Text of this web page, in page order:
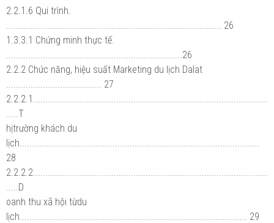
2.2.1.6 Qui trình.
........................................................................................ 26
1.3.3.1 Chứng minh thực tế.
........................................................................26
2.2.2 Chức năng, hiệu suất Marketing du lịch Dalat
....................................... 27
2.2.2.1................................................................................................
.....T
hịtrường khách du
lịch..................................................................................................
28
2.2.2.2................................................................................................
.....D
oanh thu xã hội từdu
lịch............................................................................................. 29